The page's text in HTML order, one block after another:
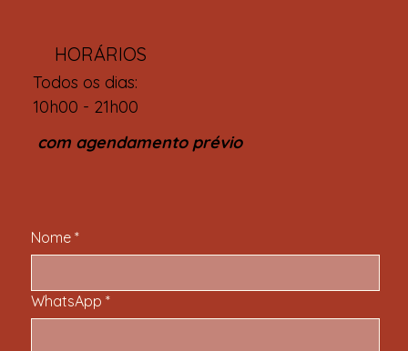
HORÁRIOS
Todos os dias:
10h00 - 21h00
com agendamento prévio
Nome *
WhatsApp *